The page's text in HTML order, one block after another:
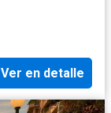
Ver en detalle